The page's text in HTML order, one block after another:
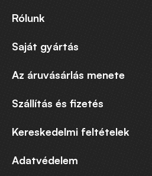
Rólunk
Saját gyártás
Az áruvásárlás menete
Szállítás és fizetés
Kereskedelmi feltételek
Adatvédelem